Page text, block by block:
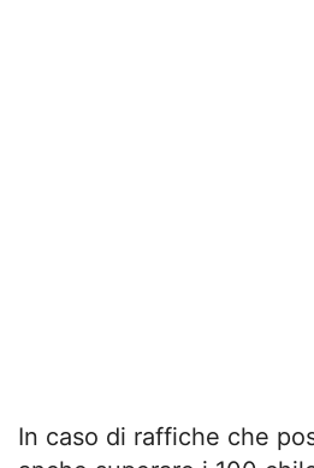
In caso di raffiche che